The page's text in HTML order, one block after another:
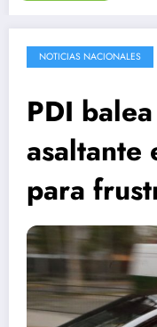
NOTICIAS NACIONALES
PDI
asaltante
para